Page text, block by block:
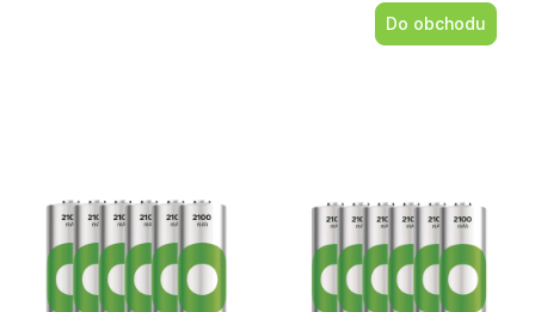
Do obchodu